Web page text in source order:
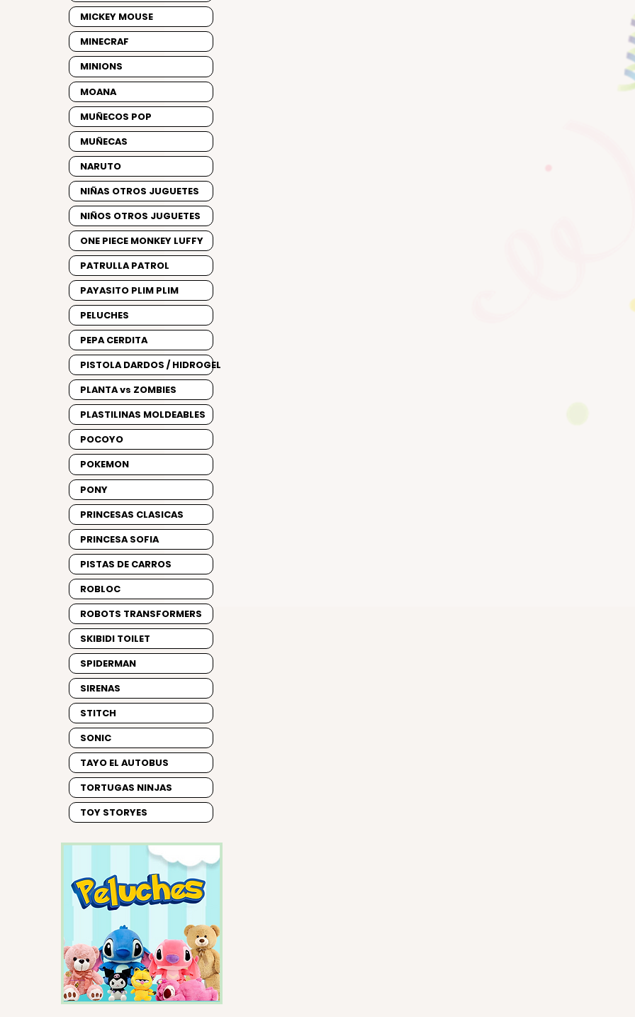
MICKEY MOUSE
MINECRAF
MINIONS
MOANA
MUÑECOS POP
MUÑECAS
NARUTO
NIÑAS OTROS JUGUETES
NIÑOS OTROS JUGUETES
ONE PIECE MONKEY LUFFY
PATRULLA PATROL
PAYASITO PLIM PLIM
PELUCHES
PEPA CERDITA
PISTOLA DARDOS / HIDROGEL
PLANTA vs ZOMBIES
PLASTILINAS MOLDEABLES
POCOYO
POKEMON
PONY
PRINCESAS CLASICAS
PRINCESA SOFIA
PISTAS DE CARROS
ROBLOC
ROBOTS TRANSFORMERS
SKIBIDI TOILET
SPIDERMAN
SIRENAS
STITCH
SONIC
TAYO EL AUTOBUS
TORTUGAS NINJAS
TOY STORYES